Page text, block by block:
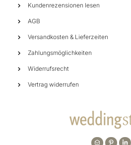
Kundenrezensionen lesen
AGB
Versandkosten & Lieferzeiten
Zahlungsmöglichkeiten
Widerrufsrecht
Vertrag widerrufen